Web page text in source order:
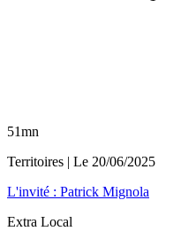
51mn
Territoires | Le 20/06/2025
L'invité : Patrick Mignola
Extra Local